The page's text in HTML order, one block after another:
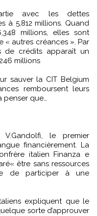
avec les dettes
à 5,812 millions. Quand
millions, elles sont
« autres créances ». Par
de crédits apparaît un
millions
sauver la CIT Belgium
remboursent leurs
penser que…
le premier
financièrement. La
italien Finanza e
être sans ressources
de participer à une
expliquent que le
sorte d’approuver